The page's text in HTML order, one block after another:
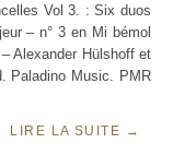
Vol 3. : Six duos
– n° 3 en Mi bémol
Alexander Hülshoff et
Paladino Music. PMR
LIRE LA SUITE →